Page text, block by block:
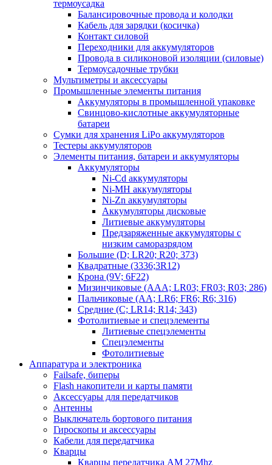
термоусадка
Балансировочные провода и колодки
Кабель для зарядки (косичка)
Контакт силовой
Переходники для аккумуляторов
Провода в силиконовой изоляции (силовые)
Термоусадочные трубки
Мультиметры и аксессуары
Промышленные элементы питания
Аккумуляторы в промышленной упаковке
Свинцово-кислотные аккумуляторные
батареи
Сумки для хранения LiPo аккумуляторов
Тестеры аккумуляторов
Элементы питания, батареи и аккумуляторы
Аккумуляторы
Ni-Cd аккумуляторы
Ni-MH аккумуляторы
Ni-Zn аккумуляторы
Аккумуляторы дисковые
Литиевые аккумуляторы
Предзаряженные аккумуляторы с
низким саморазрядом
Большие (D; LR20; R20; 373)
Квадратные (3336;3R12)
Крона (9V; 6F22)
Мизинчиковые (AAA; LR03; FR03; R03; 286)
Пальчиковые (AA; LR6; FR6; R6; 316)
Средние (C; LR14; R14; 343)
Фотолитиевые и спецэлементы
Литиевые спецэлементы
Спецэлементы
Фотолитиевые
Аппаратура и электроника
Failsafe, биперы
Flash накопители и карты памяти
Аксессуары для передатчиков
Антенны
Выключатель бортового питания
Гироскопы и аксессуары
Кабели для передатчика
Кварцы
Кварцы передатчика AM 27Mhz